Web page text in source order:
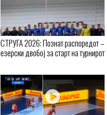
СТРУГА 2026: Познат распоредот –
езерски двобој за старт на турнирот